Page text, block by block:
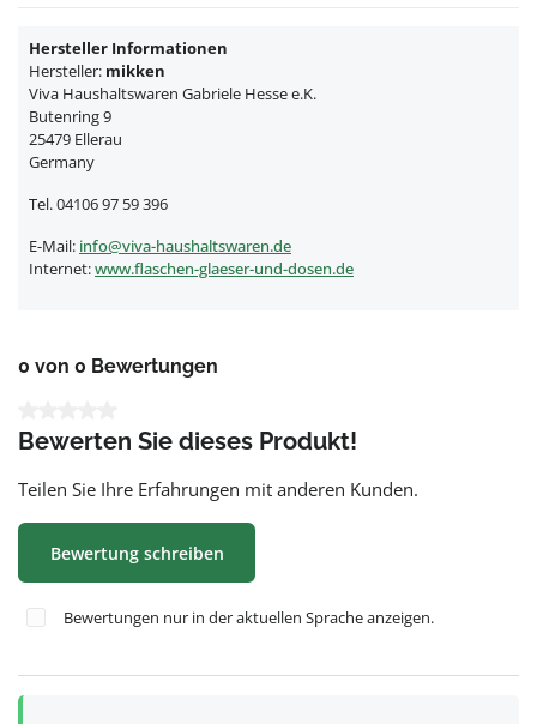
Hersteller Informationen
Hersteller: mikken
Viva Haushaltswaren Gabriele Hesse e.K.
Butenring 9
25479 Ellerau
Germany
Tel. 04106 97 59 396
E-Mail: info@viva-haushaltswaren.de
Internet:www.flaschen-glaeser-und-dosen.de
0 von 0 Bewertungen
Bewerten Sie dieses Produkt!
Teilen Sie Ihre Erfahrungen mit anderen Kunden.
Bewertung schreiben
Bewertungen nur in der aktuellen Sprache anzeigen.